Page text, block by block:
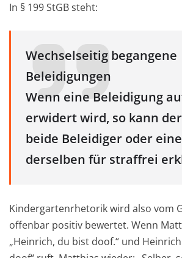
In § 199 StGB steht:
Wechselseitig begangene
Beleidigungen
Wenn eine Beleidigung
erwidert wird, so kann
beide Beleidiger oder
derselben für straffrei
Kindergartenrhetorik wird also vom
offenbar positiv bewertet. Wenn
„Heinrich, du bist doof.“ und